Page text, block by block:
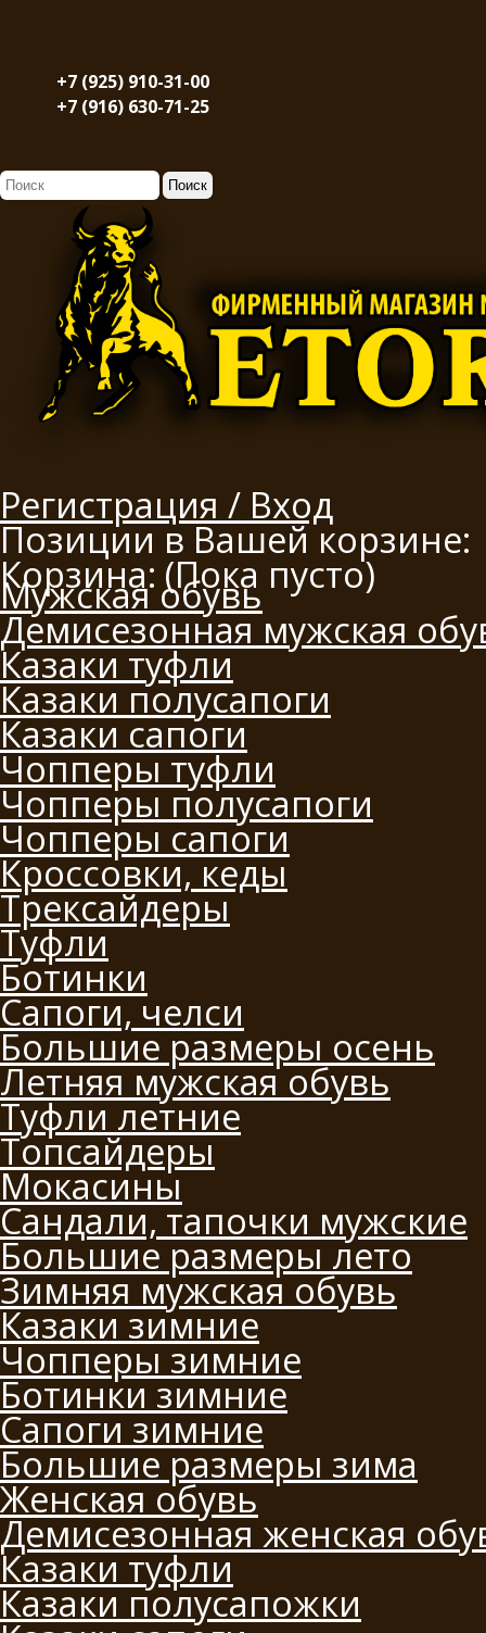
+7 (925) 910-31-00
+7 (916) 630-71-25
Регистрация / Вход
Позиции в Вашей корзине:
Корзина: (Пока пусто)
Мужская обувь
Демисезонная мужская
Казаки туфли
Казаки полусапоги
Казаки сапоги
Чопперы туфли
Чопперы полусапоги
Чопперы сапоги
Кроссовки, кеды
Трексайдеры
Туфли
Ботинки
Сапоги, челси
Большие размеры осень
Летняя мужская обувь
Туфли летние
Топсайдеры
Мокасины
Сандали, тапочки мужские
Большие размеры лето
Зимняя мужская обувь
Казаки зимние
Чопперы зимние
Ботинки зимние
Сапоги зимние
Большие размеры зима
Женская обувь
Демисезонная женская
Казаки туфли
Казаки полусапожки